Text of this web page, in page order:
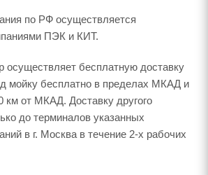
по РФ осуществляется
ПЭК и КИТ.
осуществляет бесплатную доставку
мойку бесплатно в пределах МКАД и
км от МКАД. Доставку другого
до терминалов указанных
в г. Москва в течение 2-х рабочих